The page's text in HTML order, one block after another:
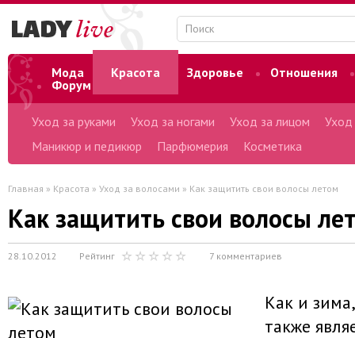
Мода Красота Здоровье
Отношения
Форум
Уход за руками Уход за ногами Уход за лицом
Уход
Маникюр и педикюр
Парфюмерия Косметика
Главная » Красота » Уход за волосами » Как защитить свои волосы летом
Как защитить свои волосы
28.10.2012 Рейтинг 7 комментариев
Как и
также